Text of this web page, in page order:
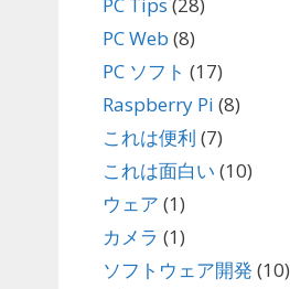
PC Web (8)
PC ソフト (17)
Raspberry Pi (8)
これは便利 (7)
これは面白い (10)
ウェア (1)
カメラ (1)
ソフトウェア開発 (10)